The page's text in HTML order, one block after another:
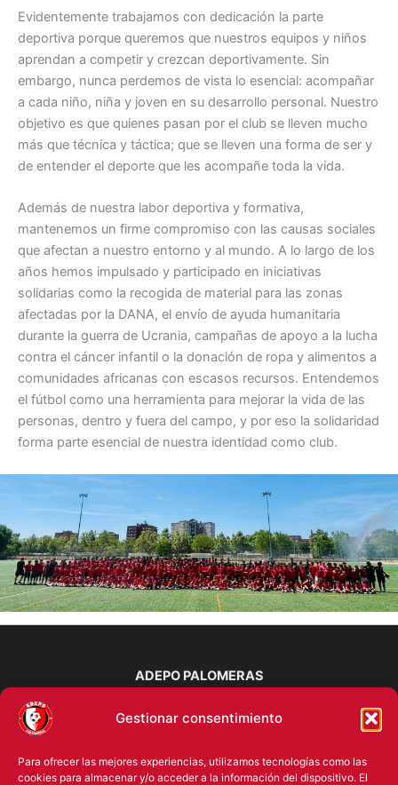
Gestionar consentimiento
Para ofrecer las mejores experiencias, utilizamos tecnologías como las
cookies para almacenar y/o acceder a la información del dispositivo. El
Evidentemente trabajamos con dedicación la parte
deportiva porque queremos que nuestros equipos y niños
aprendan a competir y crezcan deportivamente. Sin
embargo, nunca perdemos de vista lo esencial: acompañar
a cada niño, niña y joven en su desarrollo personal. Nuestro
objetivo es que quienes pasan por el club se lleven mucho
más que técnica y táctica; que se lleven una forma de ser y
de entender el deporte que les acompañe toda la vida.
Además de nuestra labor deportiva y formativa,
mantenemos un firme compromiso con las causas sociales
que afectan a nuestro entorno y al mundo. A lo largo de los
años hemos impulsado y participado en iniciativas
solidarias como la recogida de material para las zonas
afectadas por la DANA, el envío de ayuda humanitaria
durante la guerra de Ucrania, campañas de apoyo a la lucha
contra el cáncer infantil o la donación de ropa y alimentos a
comunidades africanas con escasos recursos. Entendemos
el fútbol como una herramienta para mejorar la vida de las
personas, dentro y fuera del campo, y por eso la solidaridad
forma parte esencial de nuestra identidad como club.
ADEPO PALOMERAS
info@adepopalomeras.com